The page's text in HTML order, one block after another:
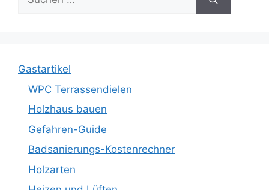
nach:
Gastartikel
WPC Terrassendielen
Holzhaus bauen
Gefahren-Guide
Badsanierungs-Kostenrechner
Holzarten